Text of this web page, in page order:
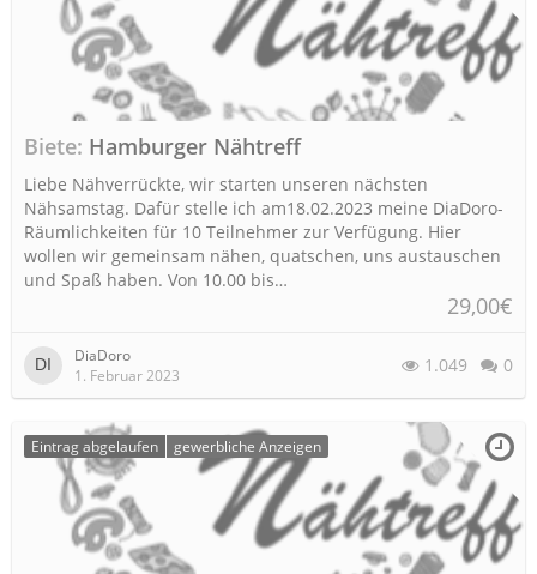
Biete Hamburger Nähtreff
Liebe Nähverrückte, wir starten unseren nächsten
Nähsamstag. Dafür stelle ich am18.02.2023 meine DiaDoro-
Räumlichkeiten für 10 Teilnehmer zur Verfügung. Hier
wollen wir gemeinsam nähen, quatschen, uns austauschen
und Spaß haben. Von 10.00 bis…
29,00€
DiaDoro
1. Februar 2023
1.049 0
Eintrag abgelaufen gewerbliche Anzeigen